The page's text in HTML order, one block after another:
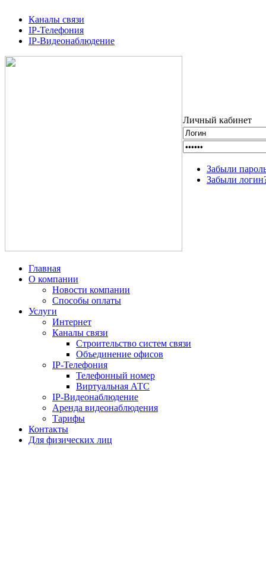
Каналы связи
IP-Телефония
IP-Видеонаблюдение
Личный кабинет
Забыли
Забыли
Главная
О компании
Новости компании
Способы оплаты
Услуги
Интернет
Каналы связи
Строительство систем связи
Объединение офисов
IP-Телефония
Телефонный номер
Виртуальная АТС
IP-Видеонаблюдение
Аренда видеонаблюдения
Тарифы
Контакты
Для физических лиц